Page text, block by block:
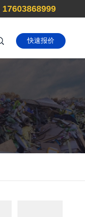
17603868999
快速报价